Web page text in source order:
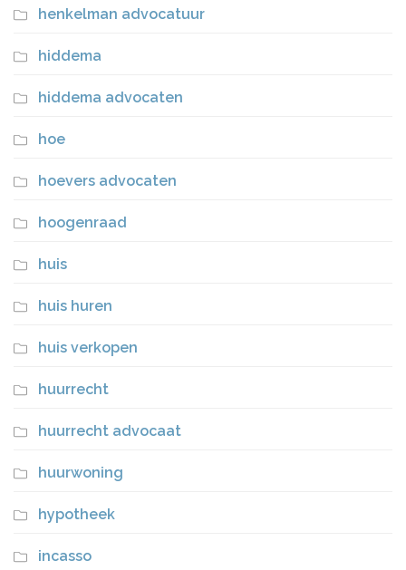
henkelman advocatuur
hiddema
hiddema advocaten
hoe
hoevers advocaten
hoogenraad
huis
huis huren
huis verkopen
huurrecht
huurrecht advocaat
huurwoning
hypotheek
incasso